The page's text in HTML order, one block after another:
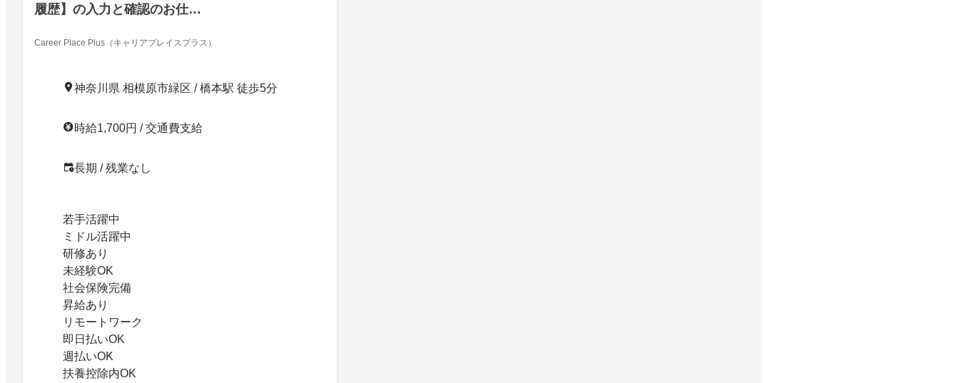
履歴】の入力と確認のお仕…
Career Place Plus（キャリアプレイスプラス）
神奈川県 相模原市緑区 / 橋本駅 徒歩5分
時給1,700円 / 交通費支給
長期 / 残業なし
若手活躍中
ミドル活躍中
研修あり
未経験OK
社会保険完備
昇給あり
リモートワーク
即日払いOK
週払いOK
扶養控除内OK